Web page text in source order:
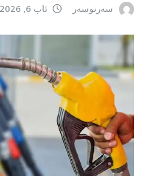
سەرنوسەر ئاب 6, 2026